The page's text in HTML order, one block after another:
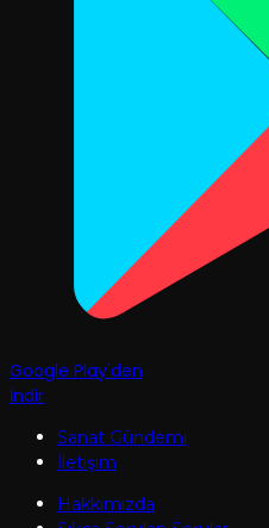
Google Play'den
İndir
Sanat Gündemi
İletişim
Hakkımızda